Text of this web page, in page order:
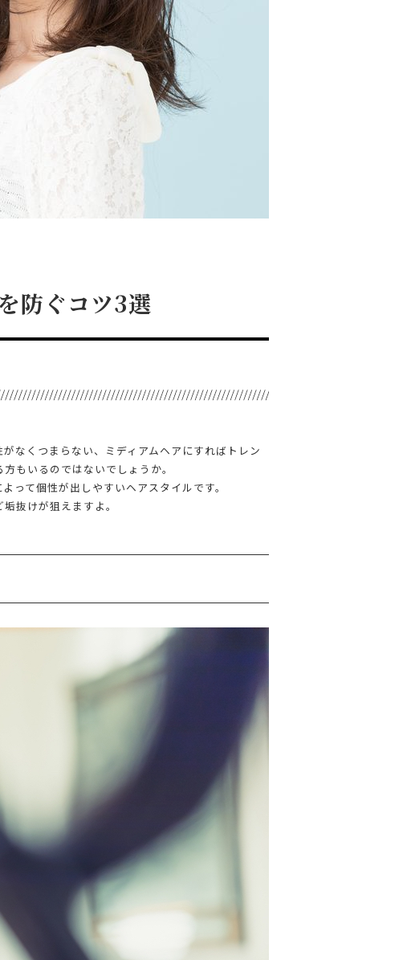
防ぐコツ3選
なくつまらない、ミディアムヘアにすればトレン
もいるのではないでしょうか。
って個性が出しやすいヘアスタイルです。
抜けが狙えますよ。